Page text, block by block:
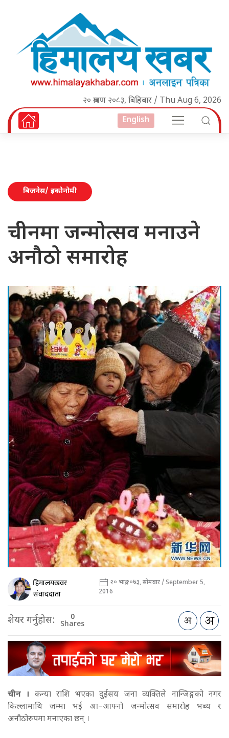
२० श्रावण २०८३, बिहिबार / Thu Aug 6, 2026
English
बिजनेस/ इकोनोमी
चीनमा जन्मोत्सव मनाउने
अनौठो समारोह
हिमालयखवर
संवाददाता
२० भाद्र २०७३, सोमबार / September 5,
2016
शेयर गर्नुहोस: 0
Shares
चीन । कन्या राशि भएका दुईसय जना व्यक्तिले नान्जिङ्गको नगर
किल्लामाथि जम्मा भई आ–आफ्नो जन्मोत्सव समारोह भब्य र
अनौठोरुपमा मनाएका छन् ।